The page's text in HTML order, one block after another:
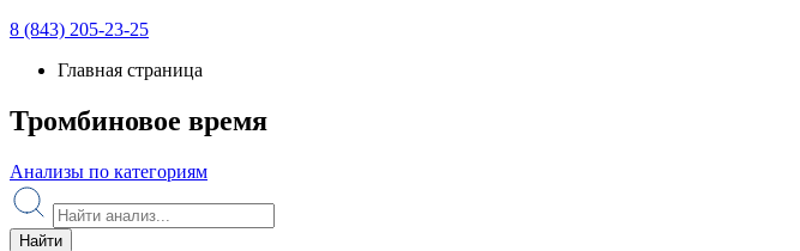
8 (843) 205-23-25
Главная страница
Тромбиновое время
Анализы по категориям
Найти